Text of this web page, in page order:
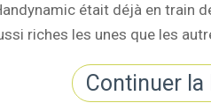
était déjà en train
riches les unes que les
Continuer la